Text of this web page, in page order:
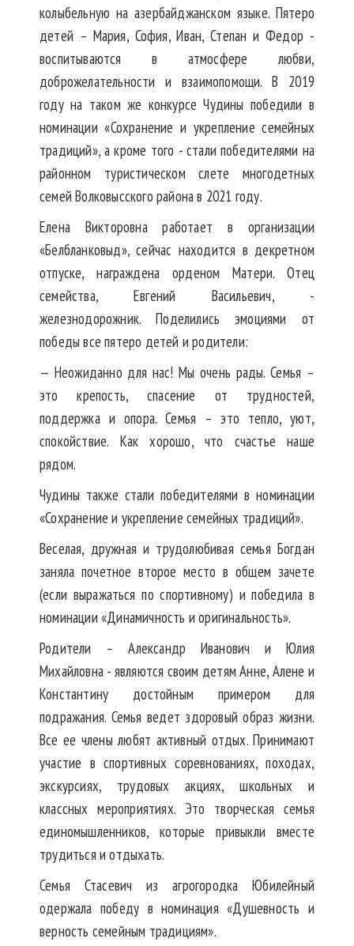
колыбельную на азербайджанском языке. Пятеро
детей – Мария, София, Иван, Степан и Федор -
воспитываются в атмосфере любви,
доброжелательности и взаимопомощи. В 2019
году на таком же конкурсе Чудины победили в
номинации «Сохранение и укрепление семейных
традиций», а кроме того - стали победителями на
районном туристическом слете многодетных
семей Волковысского района в 2021 году.
Елена Викторовна работает в организации
«Белбланковыд», сейчас находится в декретном
отпуске, награждена орденом Матери. Отец
семейства, Евгений Васильевич, -
железнодорожник. Поделились эмоциями от
победы все пятеро детей и родители:
— Неожиданно для нас! Мы очень рады. Семья –
это крепость, спасение от трудностей,
поддержка и опора. Семья – это тепло, уют,
спокойствие. Как хорошо, что счастье наше
рядом.
Чудины также стали победителями в номинации
«Сохранение и укрепление семейных традиций».
Веселая, дружная и трудолюбивая семья Богдан
заняла почетное второе место в общем зачете
(если выражаться по спортивному) и победила в
номинации «Динамичность и оригинальность».
Родители – Александр Иванович и Юлия
Михайловна - являются своим детям Анне, Алене и
Константину достойным примером для
подражания. Семья ведет здоровый образ жизни.
Все ее члены любят активный отдых. Принимают
участие в спортивных соревнованиях, походах,
экскурсиях, трудовых акциях, школьных и
классных мероприятиях. Это творческая семья
единомышленников, которые привыкли вместе
трудиться и отдыхать.
Семья Стасевич из агрогородка Юбилейный
одержала победу в номинация «Душевность и
верность семейным традициям».